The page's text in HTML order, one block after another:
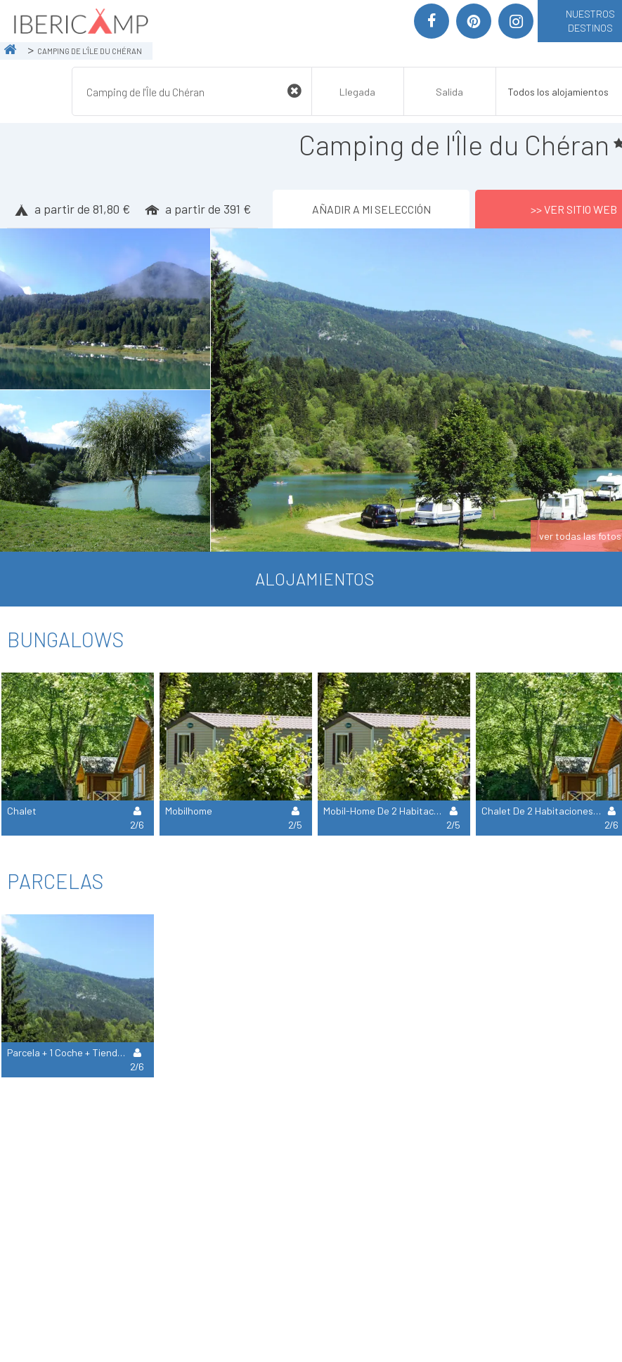
NUESTROS
DESTINOS
CAMPING DE L'ÎLE DU CHÉRAN
Camping de l'Île du Chéran
a partir de 81,80 € a partir de 391 € AÑADIR A MI SELECCIÓN >> VER SITIO WEB
ver todas las fotos
ALOJAMIENTOS
BUNGALOWS
Chalet
2/6
Mobilhome
2/5
Mobil-Home De 2 Habitaciones Por Noche - Llegada A Partir De Las 16H00
2/5
Chalet De 2 Habitaciones Por Noche - Llegada A Partir De Las 16H00
2/6
PARCELAS
Parcela + 1 Coche + Tienda O Caravana
2/6